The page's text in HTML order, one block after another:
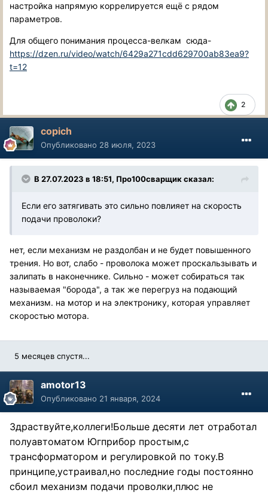
настройка напрямую коррелируется ещё с рядом
параметров.
Для общего понимания процесса-велкам сюда-
https://dzen.ru/video/watch/6429a271cdd629700ab83ea9?
t=12
2
copich
Опубликовано 28 июля, 2023
В 27.07.2023 в 18:51, Про100сварщиксказал:
Если его затягивать это сильно повлияет на скорость
подачи проволоки?
нет, если механизм не раздолбан и не будет повышенного
трения. Но вот, слабо - проволока может проскальзывать и
залипать в наконечнике. Сильно - может собираться так
называемая "борода", а так же перегруз на подающий
механизм. на мотор и на электронику, которая управляет
скоростью мотора.
5 месяцев спустя...
amotor13
Опубликовано 21 января, 2024
Здраствуйте,коллеги!Больше десяти лет отработал
полуавтоматом Югприбор простым,с
трансформатором и регулировкой по току.В
принципе,устраивал,но последние годы постоянно
сбоил механизм подачи проволки,плюс не